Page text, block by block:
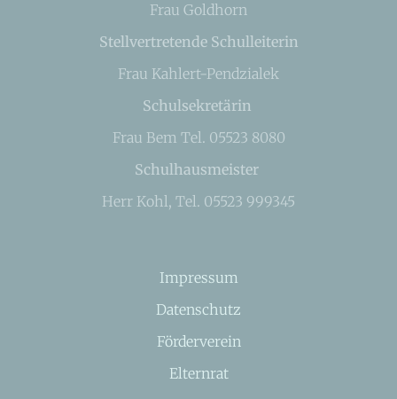
Frau Goldhorn
Stellvertretende Schulleiterin
Frau Kahlert-Pendzialek
Schulsekretärin
Frau Bem Tel. 05523 8080
Schulhausmeister
Herr Kohl, Tel. 05523 999345
Impressum
Datenschutz
Förderverein
Elternrat